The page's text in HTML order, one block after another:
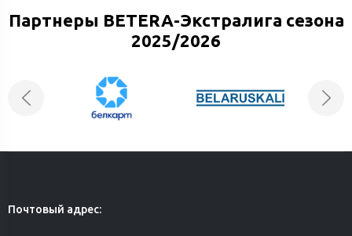
Партнеры BETERA-Экстралига сезона
2025/2026
Почтовый адрес: